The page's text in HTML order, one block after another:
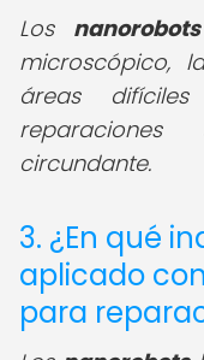
Los nanorobots
microscópico,
áreas
circundante.
3. ¿En qué
aplicado
para